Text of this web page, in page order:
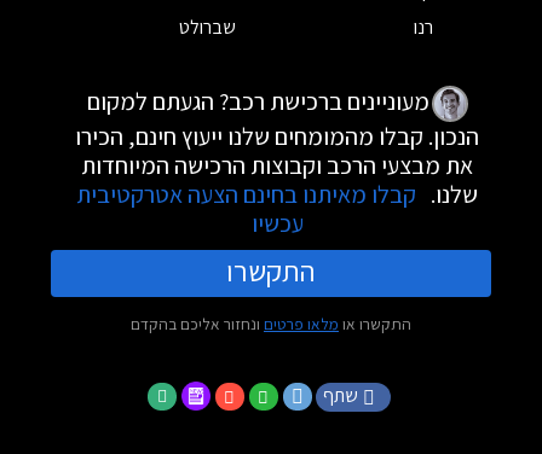
רנו
שברולט
מעוניינים ברכישת רכב? הגעתם למקום
הנכון. קבלו מהמומחים שלנו ייעוץ חינם, הכירו
את מבצעי הרכב וקבוצות הרכישה המיוחדות
שלנו. קבלו מאיתנו בחינם הצעה אטרקטיבית
עכשיו
התקשרו
התקשרו או מלאו פרטים ונחזור אליכם בהקדם
שתף